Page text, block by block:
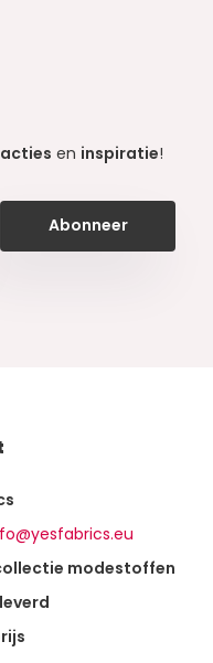
en inspiratie!
Abonneer
modestoffen